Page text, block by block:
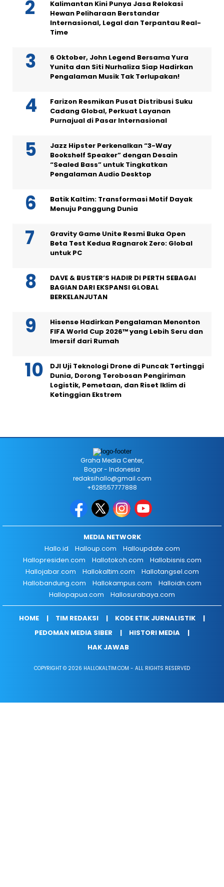
Kalimantan Kini Punya Jasa Relokasi
Hewan Peliharaan Berstandar
Internasional, Legal dan Terpantau Real-
Time
6 Oktober, John Legend Bersama Yura
Yunita dan Siti Nurhaliza Siap Hadirkan
Pengalaman Musik Tak Terlupakan!
Farizon Resmikan Pusat Distribusi Suku
Cadang Global, Perkuat Layanan
Purnajual di Pasar Internasional
Jazz Hipster Perkenalkan “3-Way
Bookshelf Speaker” dengan Desain
“Sealed Bass” untuk Tingkatkan
Pengalaman Audio Desktop
Batik Kaltim: Transformasi Motif Dayak
Menuju Panggung Dunia
Gravity Game Unite Resmi Buka Open
Beta Test Kedua Ragnarok Zero: Global
untuk PC
DAVE & BUSTER’S HADIR DI PERTH SEBAGAI
BAGIAN DARI EKSPANSI GLOBAL
BERKELANJUTAN
Hisense Hadirkan Pengalaman Menonton
FIFA World Cup 2026™ yang Lebih Seru dan
Imersif dari Rumah
DJI Uji Teknologi Drone di Puncak Tertinggi
Dunia, Dorong Terobosan Pengiriman
Logistik, Pemetaan, dan Riset Iklim di
Ketinggian Ekstrem
Graha Media Center,
Bogor - Indonesia
redaksihallo@gmail.com
+628557777888
MEDIA NETWORK
Hallo.id
Halloup.com
Halloupdate.com
Hallopresiden.com
Hallotokoh.com
Hallobisnis.com
Hallojabar.com
Hallokaltim.com
Hallotangsel.com
Hallobandung.com
Hallokampus.com
Halloidn.com
Hallopapua.com
Hallosurabaya.com
HOME TIM REDAKSI
KODE ETIK JURNALISTIK
PEDOMAN MEDIA SIBER
HISTORI MEDIA
HAK JAWAB
COPYRIGHT © 2026 HALLOKALTIM.COM - ALL RIGHTS RESERVED